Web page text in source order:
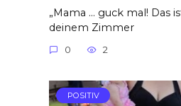
„Mama … guck mal! Das
deinem Zimmer
0 2
POSITIV